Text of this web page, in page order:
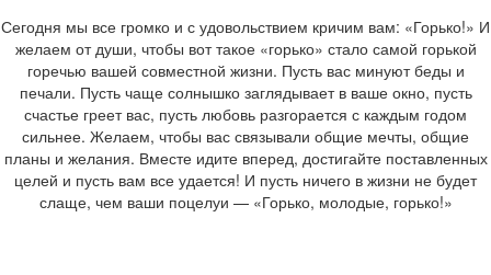
Сегодня мы все громко и с удовольствием кричим вам: «Горько!» И
желаем от души, чтобы вот такое «горько» стало самой горькой
горечью вашей совместной жизни. Пусть вас минуют беды и
печали. Пусть чаще солнышко заглядывает в ваше окно, пусть
счастье греет вас, пусть любовь разгорается с каждым годом
сильнее. Желаем, чтобы вас связывали общие мечты, общие
планы и желания. Вместе идите вперед, достигайте поставленных
целей и пусть вам все удается! И пусть ничего в жизни не будет
слаще, чем ваши поцелуи — «Горько, молодые, горько!»